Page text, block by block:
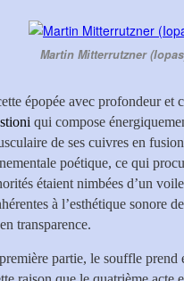
Martin Mitterrutzner
épopée avec profondeur et
qui compose
de ses cuivres en
poétique, ce qui
étaient nimbées d’un
à l’esthétique sonore de
transparence.
partie, le souffle prend